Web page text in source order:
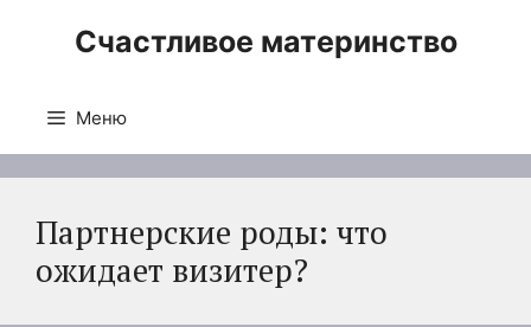
Счастливое материнство
Меню
Партнерские роды: что
ожидает визитер?